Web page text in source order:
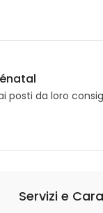
posti da loro
Servizi e